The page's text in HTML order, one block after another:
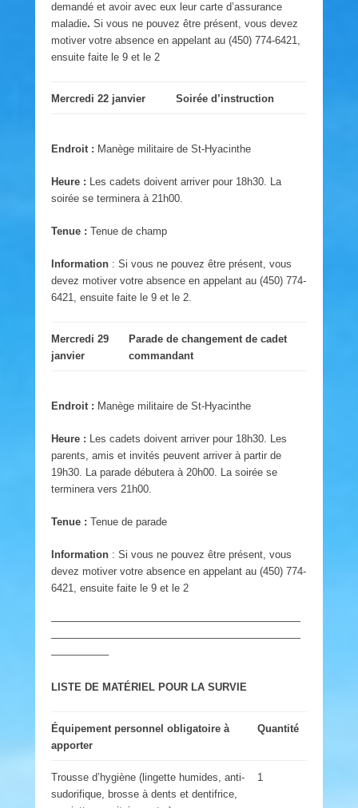
demandé et avoir avec eux leur carte d’assurance
maladie. Si vous ne pouvez être présent, vous devez
motiver votre absence en appelant au (450) 774-6421,
ensuite faite le 9 et le 2
Mercredi 22 janvier Soirée d’instruction
Endroit : Manège militaire de St-Hyacinthe
Heure : Les cadets doivent arriver pour 18h30. La
soirée se terminera à 21h00.
Tenue : Tenue de champ
Information : Si vous ne pouvez être présent, vous
devez motiver votre absence en appelant au (450) 774-
6421, ensuite faite le 9 et le 2.
Mercredi 29
janvier
Parade de changement de cadet
commandant
Endroit : Manège militaire de St-Hyacinthe
Heure : Les cadets doivent arriver pour 18h30. Les
parents, amis et invités peuvent arriver à partir de
19h30. La parade débutera à 20h00. La soirée se
terminera vers 21h00.
Tenue : Tenue de parade
Information : Si vous ne pouvez être présent, vous
devez motiver votre absence en appelant au (450) 774-
6421, ensuite faite le 9 et le 2
————————————————————————
————————————————————————
—————–
LISTE DE MATÉRIEL POUR LA SURVIE
Équipement personnel obligatoire à
apporter
Quantité
Trousse d’hygiène (lingette humides, anti-
sudorifique, brosse à dents et dentifrice,
1